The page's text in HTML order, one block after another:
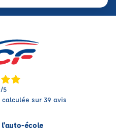
5
calculée sur 39 avis
l'auto-école